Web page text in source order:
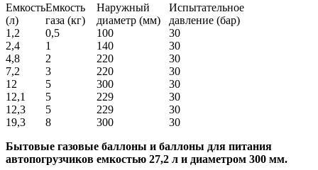
Емкость
(л)
Емкость
газа (кг)
Наружный
диаметр (мм)
Испытательное
давление (бар)
1,2
0,5 100
30
2,4
1 140
30
4,8
2 220
30
7,2
3 220
30
12
5 300
30
12,1
5 229
30
12,3
5 229
30
19,3
8 300
30
Бытовые газовые баллоны и баллоны для питания
автопогрузчиков емкостью 27,2 л и диаметром 300 мм.